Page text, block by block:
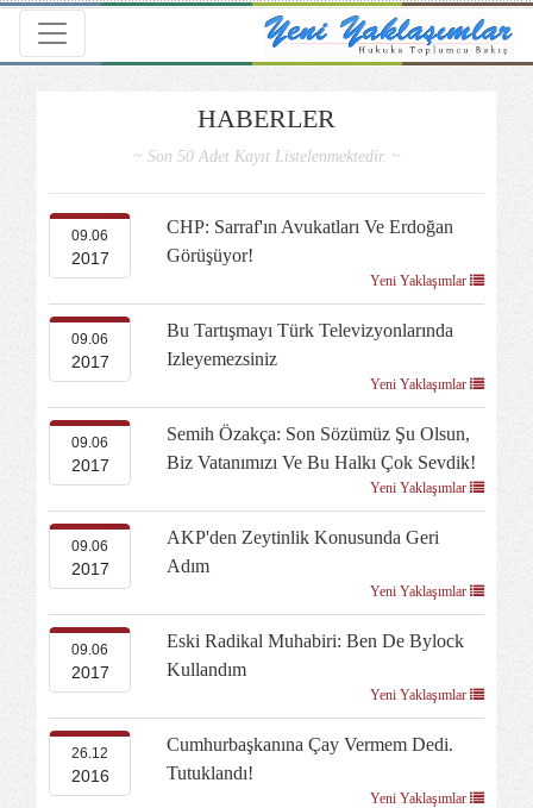
Toggle navigation
HABERLER
~ Son 50 Adet Kayıt Listelenmektedir. ~
09.06
2017
CHP: Sarraf'ın Avukatları Ve Erdoğan
Görüşüyor!
Yeni Yaklaşımlar
09.06
2017
Bu Tartışmayı Türk Televizyonlarında
Izleyemezsiniz
Yeni Yaklaşımlar
09.06
2017
Semih Özakça: Son Sözümüz Şu Olsun,
Biz Vatanımızı Ve Bu Halkı Çok Sevdik!
Yeni Yaklaşımlar
09.06
2017
AKP'den Zeytinlik Konusunda Geri
Adım
Yeni Yaklaşımlar
09.06
2017
Eski Radikal Muhabiri: Ben De Bylock
Kullandım
Yeni Yaklaşımlar
26.12
2016
Cumhurbaşkanına Çay Vermem Dedi.
Tutuklandı!
Yeni Yaklaşımlar